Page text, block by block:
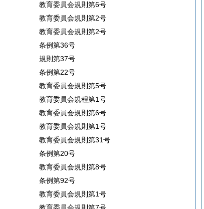
教育委員会規則第6号
教育委員会規則第2号
教育委員会規則第2号
条例第36号
規則第37号
条例第22号
教育委員会規則第5号
教育委員会規程第1号
教育委員会規則第6号
教育委員会規則第1号
教育委員会規則第31号
条例第20号
教育委員会規則第8号
条例第92号
教育委員会規則第1号